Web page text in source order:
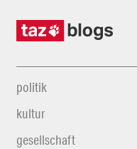
politik
kultur
gesellschaft